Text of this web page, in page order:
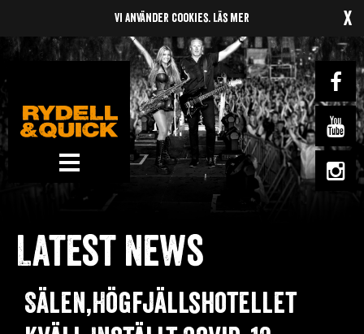
Music
Gigs
Gallery
Latest news
Sälen,Högfjällshotellet
Vi använder cookies. Läs mer x